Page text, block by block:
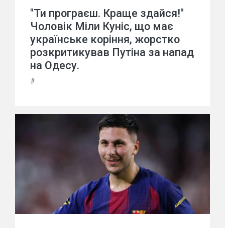
"Ти програєш. Краще здайся!"
Чоловік Міли Куніс, що має
українське коріння, жорстко
розкритикував Путіна за напад
на Одесу.
#